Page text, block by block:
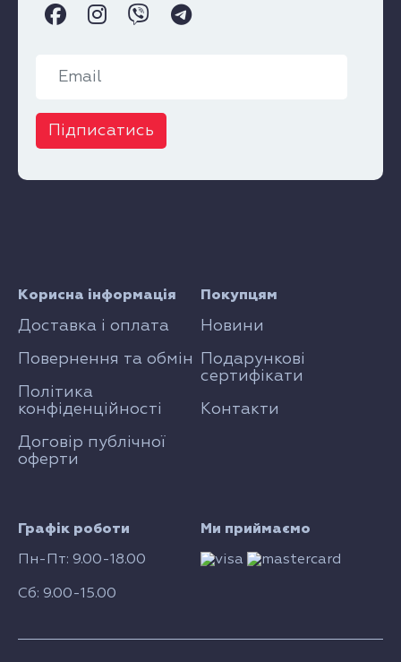
Підписатись
Графік роботи
Пн-Пт: 9.00-18.00
Сб: 9.00-15.00
Покупцям
Новини
Подарункові
сертифікати
Контакти
Корисна інформація
Доставка і оплата
Повернення та обмін
Політика
конфіденційності
Договір публічної
оферти
Ми приймаємо